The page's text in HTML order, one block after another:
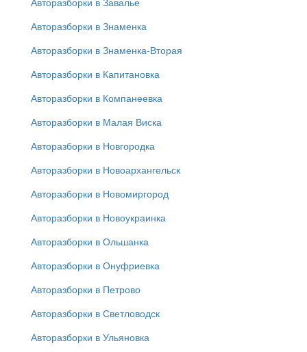
Авторазборки в Знаменка
Авторазборки в Знаменка-Вторая
Авторазборки в Капитановка
Авторазборки в Компанеевка
Авторазборки в Малая Виска
Авторазборки в Новгородка
Авторазборки в Новоархангельск
Авторазборки в Новомиргород
Авторазборки в Новоукраинка
Авторазборки в Ольшанка
Авторазборки в Онуфриевка
Авторазборки в Петрово
Авторазборки в Светловодск
Авторазборки в Ульяновка